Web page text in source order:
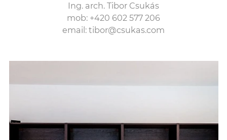
Ing. arch. Tibor Csukás
mob: +420 602 577 206
email: tibor@csukas.com